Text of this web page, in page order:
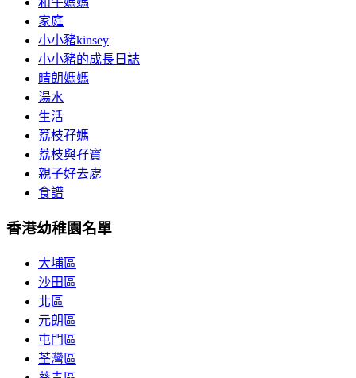
家庭
小小豬kinsey
小小豬的成長日誌
晴朗媽媽
湯水
生活
荔枝孖媽
荔枝與孖寶
親子好去處
食譜
香港幼稚園名單
大埔區
沙田區
北區
元朗區
屯門區
荃灣區